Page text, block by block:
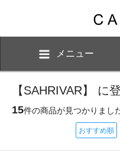
メニュー
【SAHRIVAR】 に
15件の商品が見つかりまし
おすすめ順